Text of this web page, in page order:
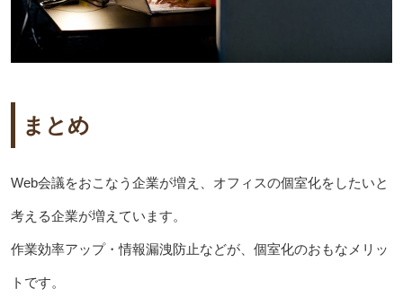
まとめ
Web会議をおこなう企業が増え、オフィスの個室化をしたいと
考える企業が増えています。
作業効率アップ・情報漏洩防止などが、個室化のおもなメリッ
トです。